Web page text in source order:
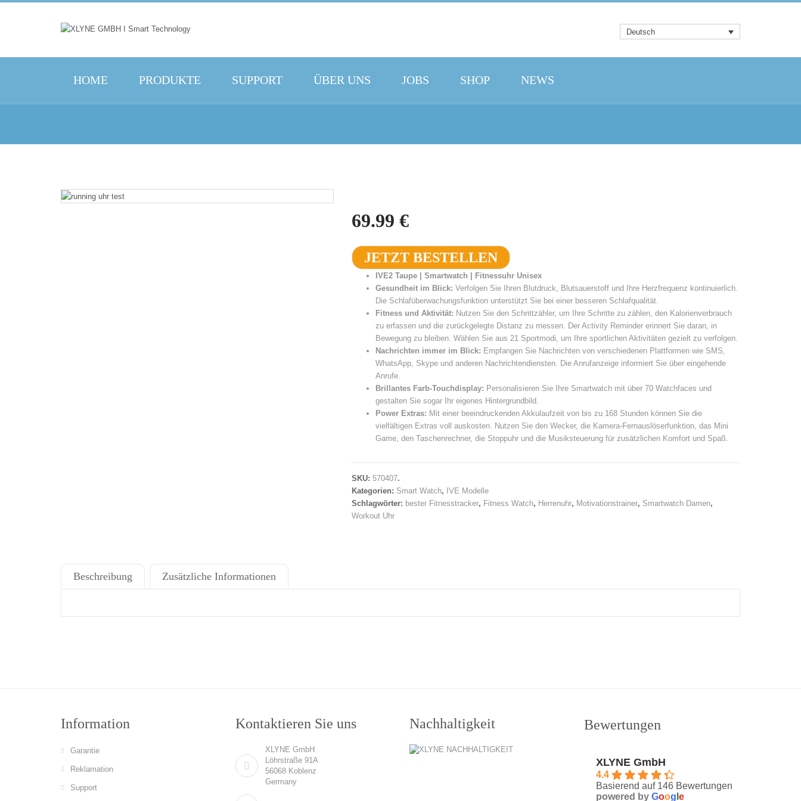
Deutsch
HOME PRODUKTE SUPPORT ÜBER UNS JOBS SHOP NEWS
69.99 €
JETZT BESTELLEN
IVE2 Taupe | Smartwatch | Fitnessuhr Unisex
Gesundheit im Blick: Verfolgen Sie Ihren Blutdruck, Blutsauerstoff und Ihre Herzfrequenz kontinuierlich.
Die Schlafüberwachungsfunktion unterstützt Sie bei einer besseren Schlafqualität.
Fitness und Aktivität: Nutzen Sie den Schrittzähler, um Ihre Schritte zu zählen, den Kalorienverbrauch
zu erfassen und die zurückgelegte Distanz zu messen. Der Activity Reminder erinnert Sie daran, in
Bewegung zu bleiben. Wählen Sie aus 21 Sportmodi, um Ihre sportlichen Aktivitäten gezielt zu verfolgen.
Nachrichten immer im Blick: Empfangen Sie Nachrichten von verschiedenen Plattformen wie SMS,
WhatsApp, Skype und anderen Nachrichtendiensten. Die Anrufanzeige informiert Sie über eingehende
Anrufe.
Brillantes Farb-Touchdisplay: Personalisieren Sie Ihre Smartwatch mit über 70 Watchfaces und
gestalten Sie sogar Ihr eigenes Hintergrundbild.
Power Extras: Mit einer beeindruckenden Akkulaufzeit von bis zu 168 Stunden können Sie die
vielfältigen Extras voll auskosten. Nutzen Sie den Wecker, die Kamera-Fernauslöserfunktion, das Mini
Game, den Taschenrechner, die Stoppuhr und die Musiksteuerung für zusätzlichen Komfort und Spaß.
SKU: 570407.
Kategorien: Smart Watch, IVE Modelle
Schlagwörter: bester Fitnesstracker, Fitness Watch, Herrenuhr, Motivationstrainer, Smartwatch Damen,
Workout Uhr
Beschreibung Zusätzliche Informationen
Information
Garantie
Reklamation
Support
Kontaktieren Sie uns
XLYNE GmbH
Löhrstraße 91A
56068 Koblenz
Germany
Nachhaltigkeit Bewertungen
XLYNE GmbH
4.4
Basierend auf 146 Bewertungen
powered by Goog e